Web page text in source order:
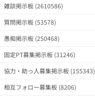
雑談掲示板 (2610586)
質問掲示板 (53578)
愚痴掲示板 (250468)
固定PT募集掲示板 (31246)
協力・助っ人募集掲示板 (155343)
相互フォロー募集板 (8206)